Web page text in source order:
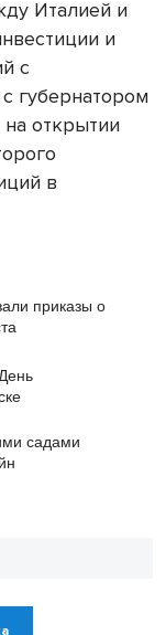
Италией и
и
с
губернатором
открытии
в
приказы о
садами